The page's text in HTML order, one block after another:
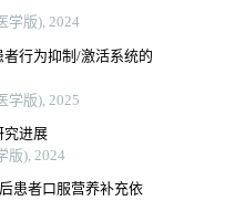
学版), 2024
行为抑制/激活系统的
学版), 2025
究进展
版), 2024
患者口服营养补充依